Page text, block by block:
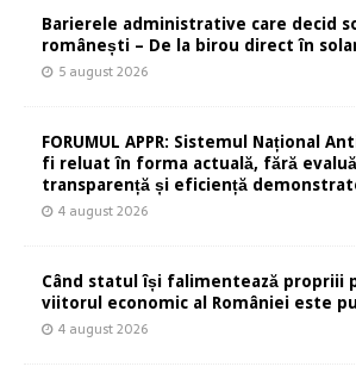
Barierele administrative care decid
românești – De la birou direct în
5 august 2026
FORUMUL APPR: Sistemul Național
fi reluat în forma actuală, fără
transparență și eficiență
4 august 2026
Când statul își falimentează propriii
viitorul economic al României este
4 august 2026